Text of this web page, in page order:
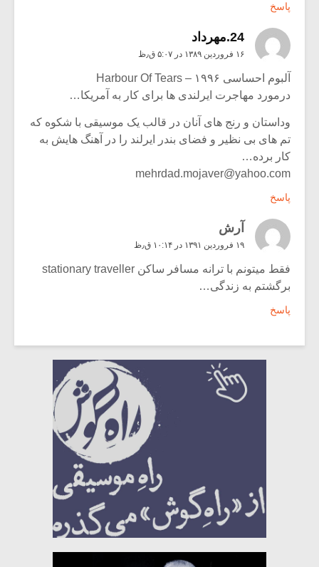
پاسخ
24.مهرداد
۱۶ فروردین ۱۳۸۹ در ۵:۰۷ ق٫ظ
آلبوم احساسی ۱۹۹۶ – Harbour Of Tears
درمورد مهاجرت ایرلندی ها برای کار به آمریکا…
وداستان و رنج های آنان در قالب یک موسیقی با شکوه که
تم های بی نظیر و فضای بندر ایرلند را در آهنگ هایش به
کار برده…
mehrdad.mojaver@yahoo.com
پاسخ
آرش
۱۹ فروردین ۱۳۹۱ در ۱۰:۱۴ ق٫ظ
فقط میتونم با ترانه مسافر ساکن stationary traveller
برگشتم به زندگی…
پاسخ